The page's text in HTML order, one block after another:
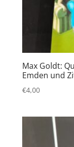
Max Goldt:
Emden und
€4,00